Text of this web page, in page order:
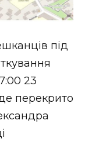
під
23
перекрито